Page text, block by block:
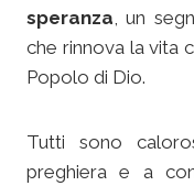
speranza, un
che rinnova la vita
Popolo di Dio.
Tutti sono
preghiera e a